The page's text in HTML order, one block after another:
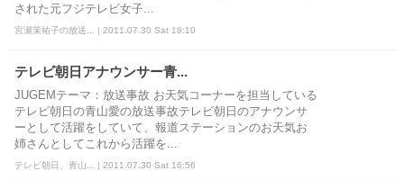
された元フジテレビ女子...
宮瀬茉祐子の放送... | 2011.07.30 Sat 18:10
テレビ朝日アナウンサー青...
JUGEMテーマ：放送事故 お天気コーナーを担当している
テレビ朝日の青山愛の放送事故テレビ朝日のアナウンサ
ーとして活躍をしていて、報道ステーションのお天気お
姉さんとしてこれから活躍を...
テレビ朝日、青山... | 2011.07.30 Sat 16:56